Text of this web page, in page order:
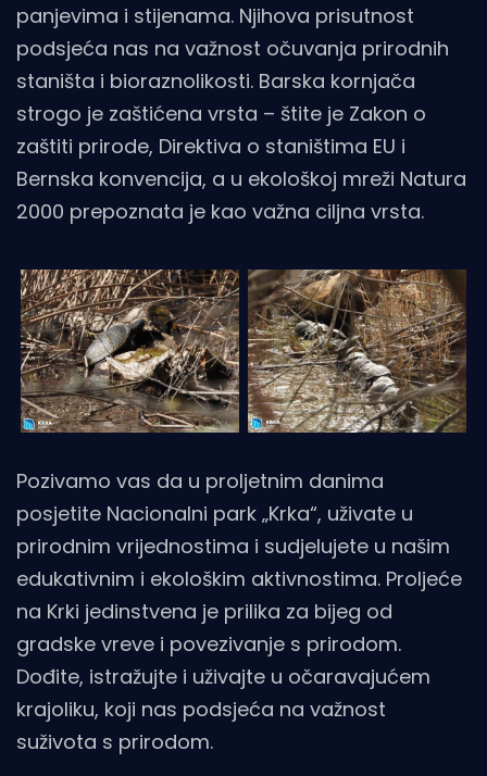
panjevima i stijenama. Njihova prisutnost
podsjeća nas na važnost očuvanja prirodnih
staništa i bioraznolikosti. Barska kornjača
strogo je zaštićena vrsta – štite je Zakon o
zaštiti prirode, Direktiva o staništima EU i
Bernska konvencija, a u ekološkoj mreži Natura
2000 prepoznata je kao važna ciljna vrsta.
Pozivamo vas da u proljetnim danima
posjetite Nacionalni park „Krka“, uživate u
prirodnim vrijednostima i sudjelujete u našim
edukativnim i ekološkim aktivnostima. Proljeće
na Krki jedinstvena je prilika za bijeg od
gradske vreve i povezivanje s prirodom.
Dođite, istražujte i uživajte u očaravajućem
krajoliku, koji nas podsjeća na važnost
suživota s prirodom.